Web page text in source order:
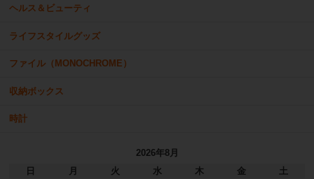
ヘルス＆ビューティ
ライフスタイルグッズ
ファイル（MONOCHROME）
収納ボックス
時計
2026年8月
日
月 火 水 木 金
土